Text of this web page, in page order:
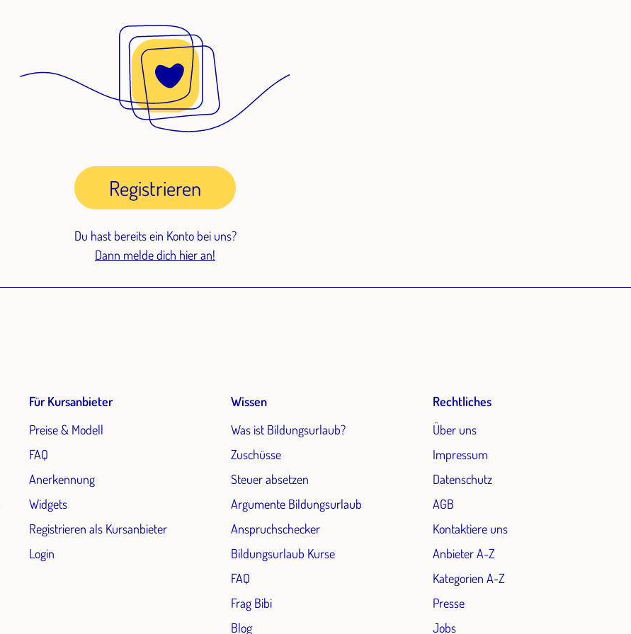
Registrieren
Du hast bereits ein Konto bei uns?
Dann melde dich hier an!
Für Kursanbieter
Preise & Modell
FAQ
Anerkennung
Widgets
Registrieren als Kursanbieter
Login
Wissen
Was ist Bildungsurlaub?
Zuschüsse
Steuer absetzen
Argumente Bildungsurlaub
Anspruchschecker
Bildungsurlaub Kurse
FAQ
Frag Bibi
Blog
Rechtliches
Über uns
Impressum
Datenschutz
AGB
Kontaktiere uns
Anbieter A-Z
Kategorien A-Z
Presse
Jobs